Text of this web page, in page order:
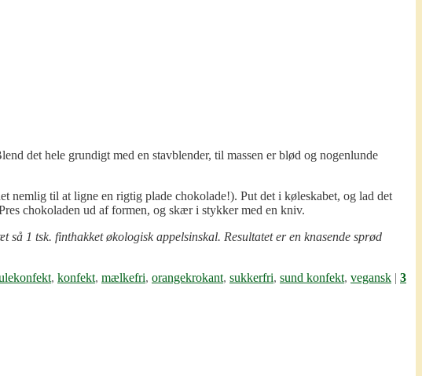
det hele grundigt med en stavblender, til massen er blød og nogenlunde
nemlig til at ligne en rigtig plade chokolade!). Put det i køleskabet, og lad det
chokoladen ud af formen, og skær i stykker med en kniv.
1 tsk. finthakket økologisk appelsinskal. Resultatet er en knasende sprød
, konfekt, mælkefri, orangekrokant, sukkerfri, sund konfekt, vegansk | 3